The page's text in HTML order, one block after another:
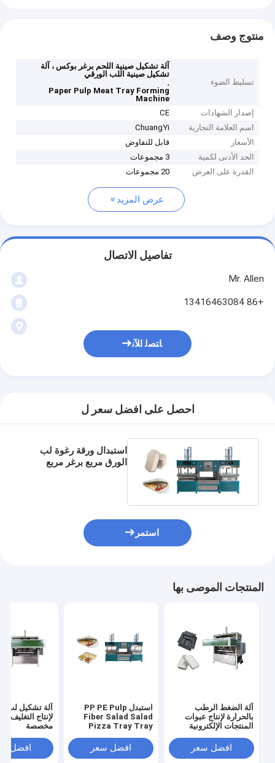
منتوج وصف
تسليط الضوء
آلة تشكيل صينية اللحم برغر بوكس ​​، آلة
تشكيل صينية اللب الورقي
,
Paper Pulp Meat Tray Forming
Machine
إصدار الشهادات
CE
اسم العلامة التجارية
ChuangYi
الأسعار
قابل للتفاوض
الحد الأدنى لكمية
3 مجموعات
القدرة على العرض
20 مجموعات
عرض المزيد
تفاصيل الاتصال
Mr. Allen
+86 13416463084
ﺎﺘﺼﻟ ﺍﻶﻧ
احصل على افضل سعر ل
استبدال ورقة رغوة لب
الورق مربع برغر مربع
استمر
المنتجات الموصى بها
آلة الضغط الرطب
بالحرارة لإنتاج عبوات
المنتجات الإلكترونية
افضل سعر
استبدل PP PE Pulp
Fiber Salad Salad
Pizza Tray Tray
افضل سعر
آلة تشكيل لب
لإنتاج التغليف
مخصصة
افضل